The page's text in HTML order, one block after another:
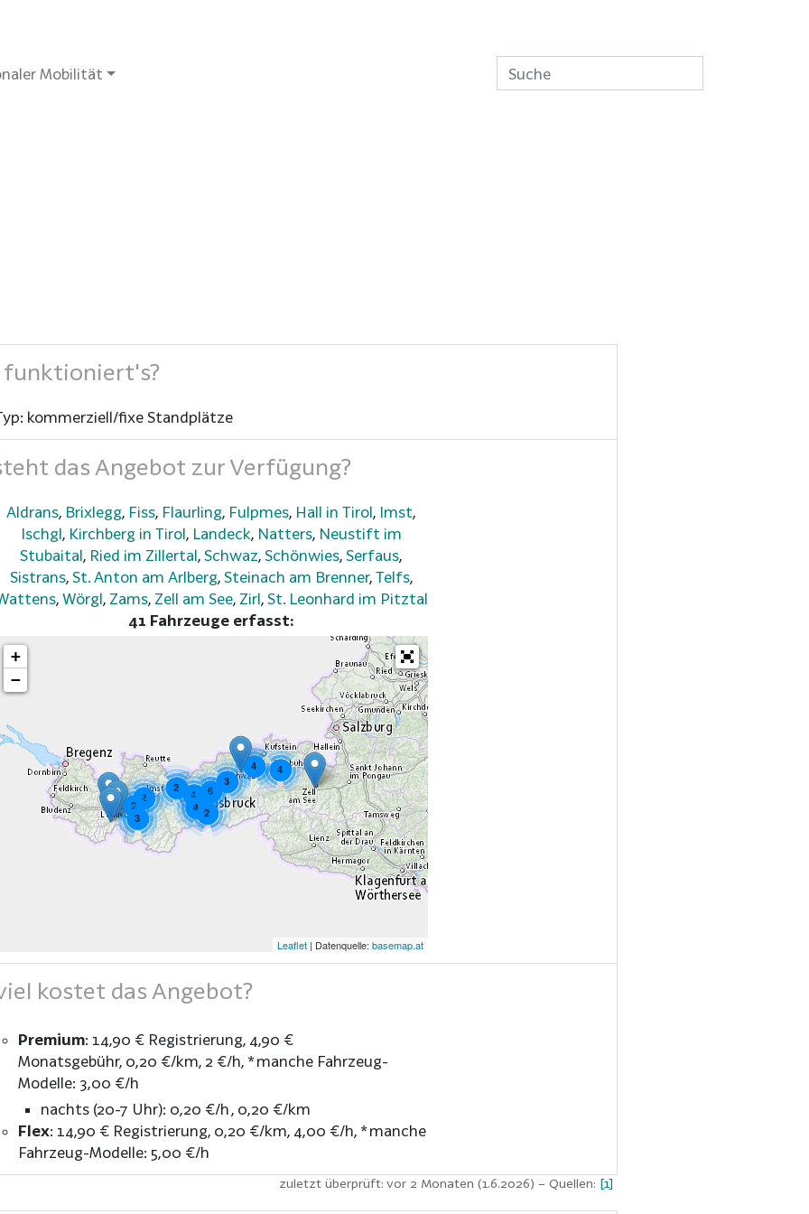
Mobilität
kommerziell/fixe Standplätze
das Angebot zur Verfügung?
Aldrans, Brixlegg, Fiss, Flaurling, Fulpmes, Hall in Tirol, Imst,
Ischgl, Kirchberg in Tirol, Landeck, Natters, Neustift im
Stubaital, Ried im Zillertal, Schwaz, Schönwies, Serfaus,
Sistrans, St. Anton am Arlberg, Steinach am Brenner, Telfs,
, Wörgl, Zams, Zell am See, Zirl, St. Leonhard im Pitztal
41 Fahrzeuge erfasst:
2
2
3
2
6
2
4
4
4
3
4
+
−
Leaflet | Datenquelle: basemap.at
kostet das Angebot?
Premium: 14,90 € Registrierung 4,90 €
Monatsgebühr 0,20 €/km 2 €/h * manche Fahrzeug-
Modelle: 3,00 €/h
nachts (20-7 Uhr): 0,20 €/h , 0,20 €/km
Flex: 14,90 € Registrierung 0,20 €/km 4,00 €/h * manche
Fahrzeug-Modelle: 5,00 €/h
zuletzt überprüft: vor 2 Monaten (1.6.2026) – Quellen: [1]